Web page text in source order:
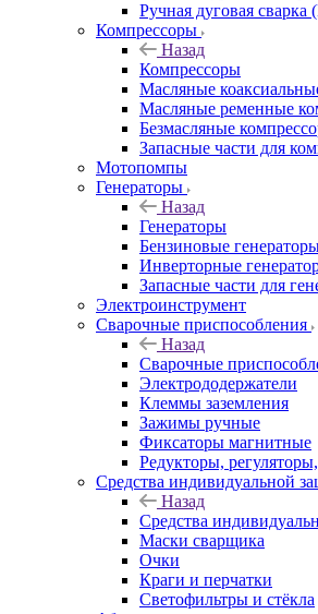
Ручная дуговая
Компрессоры
Назад
Компрессоры
Масляные
Масляные ременные
Безмасляные
Запасные части для
Мотопомпы
Генераторы
Назад
Генераторы
Бензиновые
Инверторные
Запасные части для
Электроинструмент
Сварочные приспособления
Назад
Сварочные
Электрододержатели
Клеммы заземления
Зажимы ручные
Фиксаторы магнитные
Редукторы,
Средства индивидуальной
Назад
Средства
Маски сварщика
Очки
Краги и перчатки
Светофильтры и стёкла